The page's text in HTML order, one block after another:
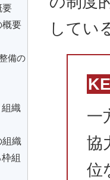
要
要
備の
織
織
組
してい
一
協
位